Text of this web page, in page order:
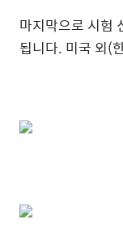
마지막으로 시험
됩니다. 미국 외(